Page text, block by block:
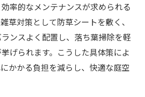
率的なメンテナンスが求められる
草対策として防草シートを敷く、
ンスよく配置し、落ち葉掃除を軽
げられます。こうした具体策によ
かかる負担を減らし、快適な庭空